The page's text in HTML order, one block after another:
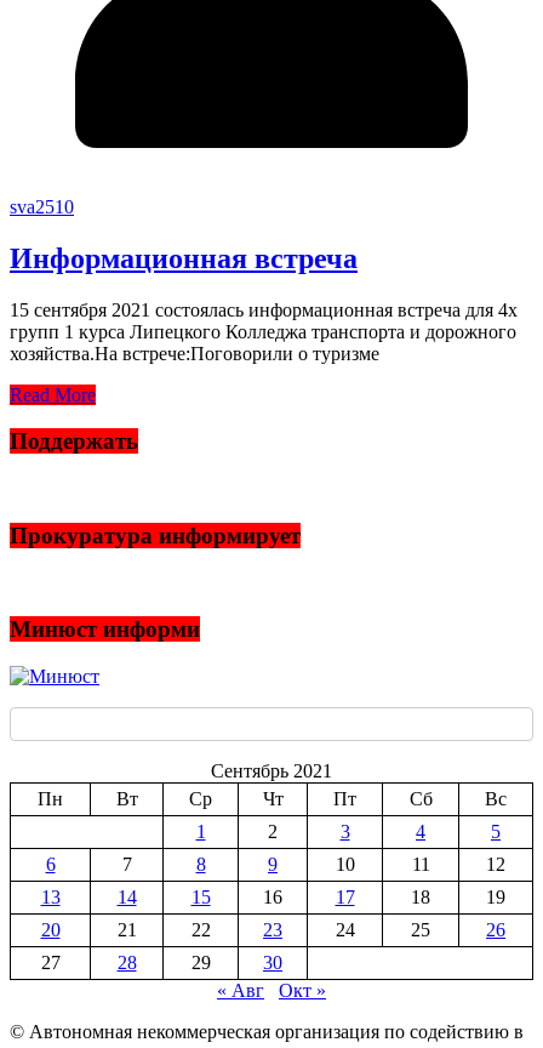
sva2510
Информационная встреча
15 сентября 2021 состоялась информационная встреча для 4х
групп 1 курса Липецкого Колледжа транспорта и дорожного
хозяйства.На встрече:Поговорили о туризме
Read More
Поддержать
Прокуратура информирует
Минюст информи
Сентябрь 2021
Пн
Вт Ср Чт Пт Сб
Вс
1
2 3 4
5
6
7 8 9 10 11
12
13
14 15 16 17 18
19
20
21 22 23 24 25
26
27
28 29
30
« Авг
Окт »
© Автономная некоммерческая организация по содействию в